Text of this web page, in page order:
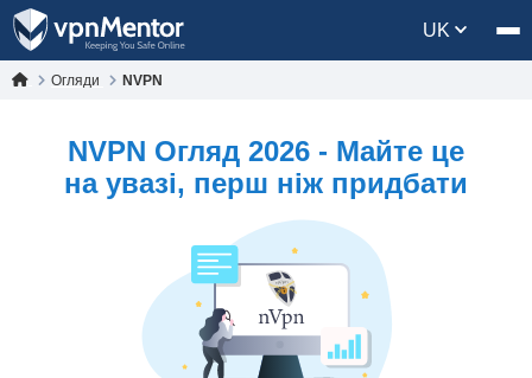
UK
Огляди NVPN
NVPN Огляд 2026 - Майте це
на увазі, перш ніж придбати